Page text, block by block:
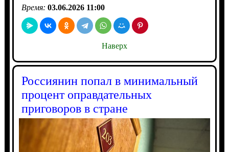
Время: 03.06.2026 11:00
Наверх
Россиянин попал в минимальный
процент оправдательных
приговоров в стране